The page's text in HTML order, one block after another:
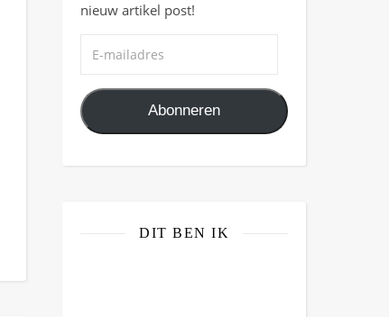
nieuw artikel post!
Abonneren
DIT BEN IK